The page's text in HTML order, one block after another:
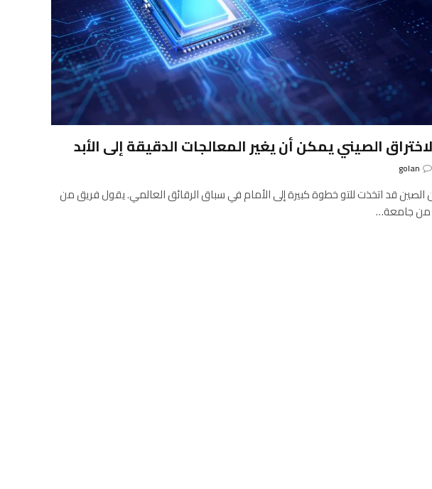
الصيني يمكن أن يغير المعالجات الدقيقة إلى الأبد
golan
قد اتخذت للتو خطوة كبيرة إلى الأمام في سباق الرقائق العالمي. يقول فريق من
من جامعة…